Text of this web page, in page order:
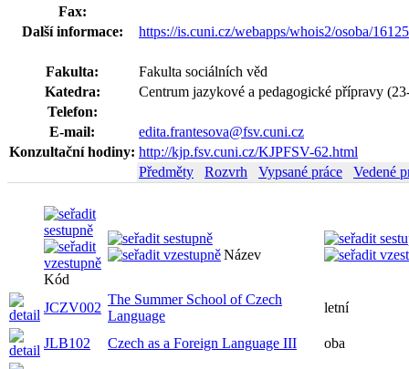
Fax:
Další informace:
https://is.cuni.cz/webapps/whois2/osoba/
Fakulta:
Fakulta sociálních věd
Katedra:
Centrum jazykové a pedagogické přípravy
Telefon:
E-mail:
edita.frantesova@fsv.cuni.cz
Konzultační hodiny: http://kjp.fsv.cuni.cz/KJPFSV-62.html
Předměty
Rozvrh Vypsané práce Vedené
Kód
Název
JCZV002
The Summer School of Czech
Language
letní
JLB102 Czech as a Foreign Language III oba